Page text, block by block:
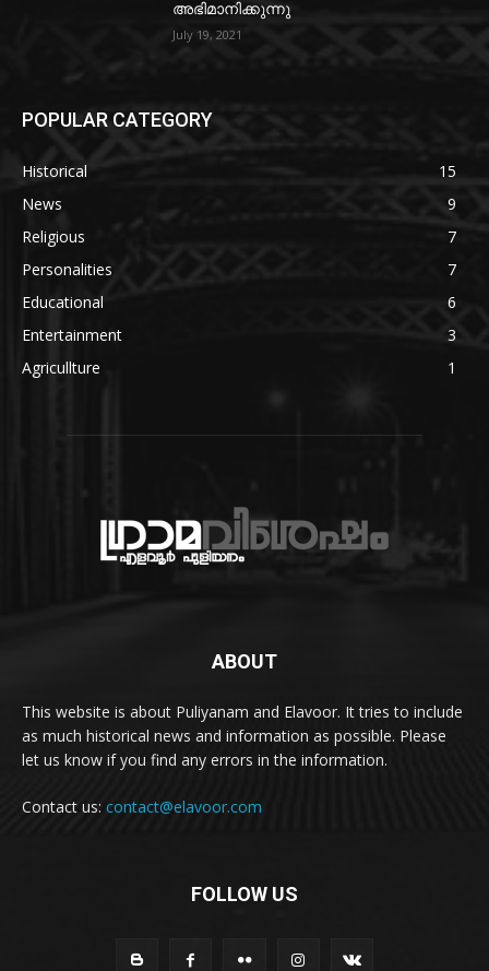
അഭിമാനിക്കുന്നു
July 19, 2021
POPULAR CATEGORY
Historical
15
News
9
Religious
7
Personalities
7
Educational
6
Entertainment
3
Agricullture
1
ABOUT
This website is about Puliyanam and Elavoor. It tries to include
as much historical news and information as possible. Please
let us know if you find any errors in the information.
Contact us: contact@elavoor.com
FOLLOW US